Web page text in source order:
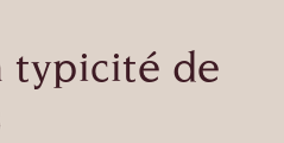
typicité de